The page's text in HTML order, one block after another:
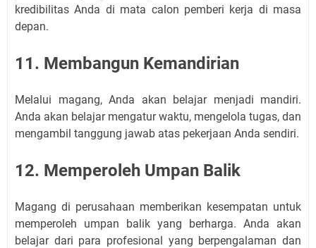
kredibilitas Anda di mata calon pemberi kerja di masa
depan.
11. Membangun Kemandirian
Melalui magang, Anda akan belajar menjadi mandiri.
Anda akan belajar mengatur waktu, mengelola tugas, dan
mengambil tanggung jawab atas pekerjaan Anda sendiri.
12. Memperoleh Umpan Balik
Magang di perusahaan memberikan kesempatan untuk
memperoleh umpan balik yang berharga. Anda akan
belajar dari para profesional yang berpengalaman dan